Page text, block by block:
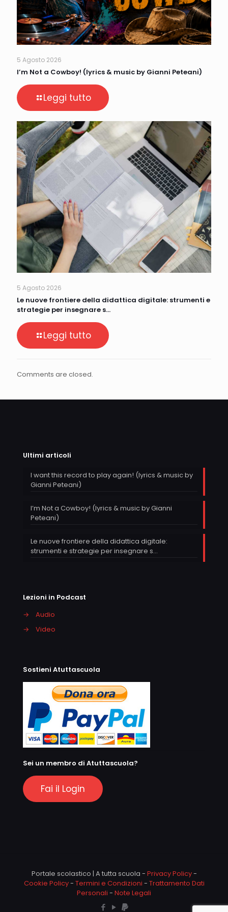
5 Agosto 2026
I’m Not a Cowboy! (lyrics & music by Gianni Peteani)
Leggi tutto
5 Agosto 2026
Le nuove frontiere della didattica digitale: strumenti e
strategie per insegnare s…
Leggi tutto
Comments are closed.
Ultimi articoli
I want this record to play again! (lyrics & music by
Gianni Peteani)
I’m Not a Cowboy! (lyrics & music by Gianni
Peteani)
Le nuove frontiere della didattica digitale:
strumenti e strategie per insegnare s…
Lezioni in Podcast
→
Audio
→
Video
Sostieni Atuttascuola
Sei un membro di Atuttascuola?
Fai il Login
Portale scolastico | A tutta scuola - Privacy Policy-
Cookie Policy- Termini e Condizioni - Trattamento Dati
Personali - Note Legali